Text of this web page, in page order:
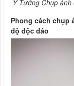
Ý Tưởng Chụp
Phong cách chụp
độ độc đáo